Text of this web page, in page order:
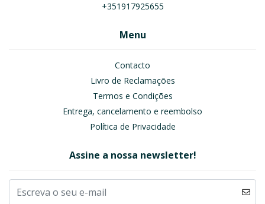
+351917925655
Menu
Contacto
Livro de Reclamações
Termos e Condições
Entrega, cancelamento e reembolso
Política de Privacidade
Assine a nossa newsletter!